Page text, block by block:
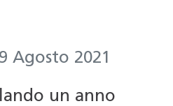
Agosto 2021
un anno